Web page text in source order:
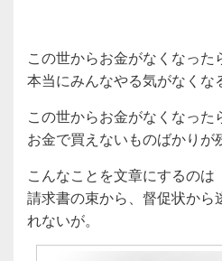
この世からお金がなくなった
本当にみんなやる気がなくな
この世からお金がなくなった
お金で買えないものばかりが
こんなことを文章にするのは
請求書の束から、督促状から
れないが。